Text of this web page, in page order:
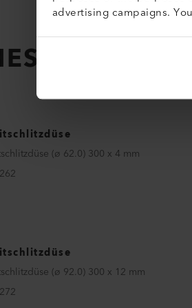
advertising campaigns.
ZUBEHÖR
(ø 62.0) 300 x 4 mm
(ø 92.0) 300 x 12 mm